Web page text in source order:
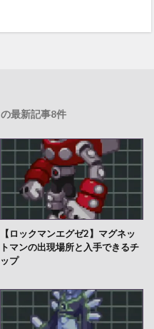
の最新記事8件
【ロックマンエグゼ2】マグネッ
トマンの出現場所と入手できるチ
ップ